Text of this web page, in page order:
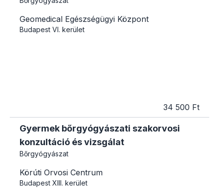
Geomedical Egészségügyi Központ
Budapest VI. kerület
34 500 Ft
Gyermek bőrgyógyászati szakorvosi
konzultáció és vizsgálat
Bőrgyógyászat
Körúti Orvosi Centrum
Budapest XIII. kerület